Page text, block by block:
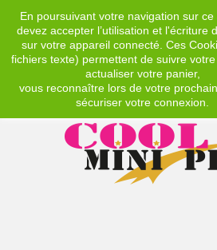
En poursuivant votre navigation sur ce
devez accepter l’utilisation et l'écriture
sur votre appareil connecté. Ces
fichiers texte) permettent de suivre votre
actualiser votre panier,
vous reconnaître lors de votre
sécuriser votre connexion.
EUR